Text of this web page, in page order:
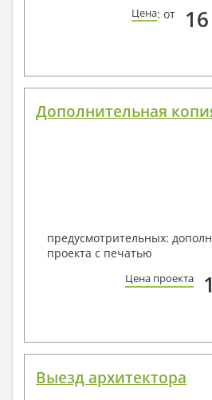
Цена: от
Дополнительная
предусмотрительных:
проекта с печатью
Цена проекта
Выезд архитектора